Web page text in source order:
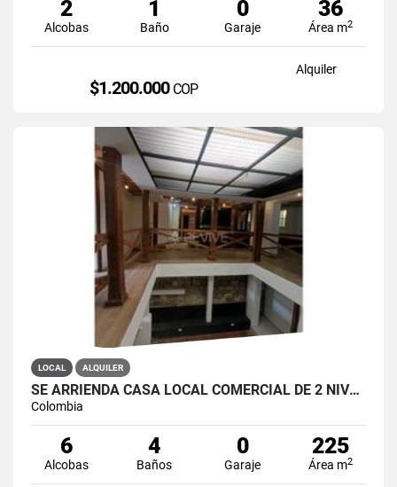
2
Alcobas
1
Baño
0
Garaje
36
Área m2
Alquiler
$1.200.000 COP
LOCAL ALQUILER
SE ARRIENDA CASA LOCAL COMERCIAL DE 2 NIVELES EN LA CANDELARIA
Colombia
6
Alcobas
4
Baños
0
Garaje
225
Área m2